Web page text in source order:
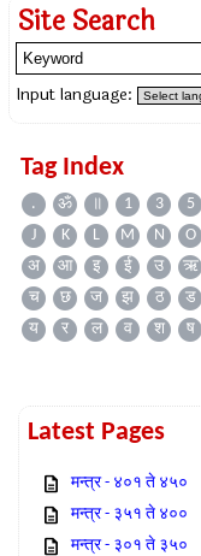
Site Search
Input language:
Tag Index
. ॐ ॥ 1 3 5
J
K L M N O
अ
आ इ ई उ ऋ
च
छ ज झ ठ ड
य
र ल व श ष
Latest Pages
मन्त्र - ४०१ ते ४५०
मन्त्र - ३५१ ते ४००
मन्त्र - ३०१ ते ३५०